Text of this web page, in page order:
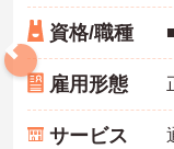
資格/職種
雇用形態
サービス